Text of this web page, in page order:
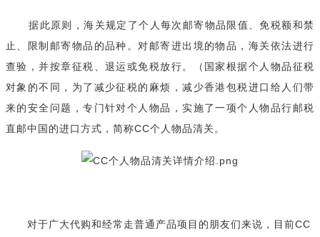
据此原则，海关规定了个人每次邮寄物品限值、免税额和禁
止、限制邮寄物品的品种。对邮寄进出境的物品，海关依法进行
查验，并按章征税、退运或免税放行。（国家根据个人物品征税
对象的不同，为了减少征税的麻烦，减少香港包税进口给人们带
来的安全问题，专门针对个人物品，实施了一项个人物品行邮税
直邮中国的进口方式，简称CC个人物品清关。
对于广大代购和经常走普通产品项目的朋友们来说，目前CC